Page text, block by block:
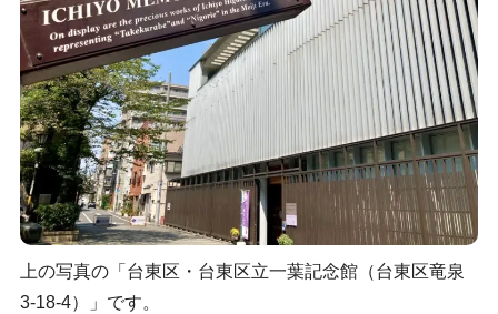
上の写真の「台東区・台東区立一葉記念館（台東区竜泉
3-18-4）」です。